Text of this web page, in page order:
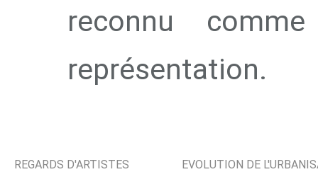
reconnu
représentation.
REGARDS D'ARTISTES EVOLUTION DE